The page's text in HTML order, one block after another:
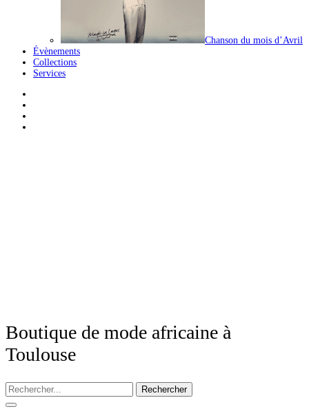
Chanson du mois d’Avril
Évènements
Collections
Services
Boutique de mode africaine à
Toulouse
Rechercher